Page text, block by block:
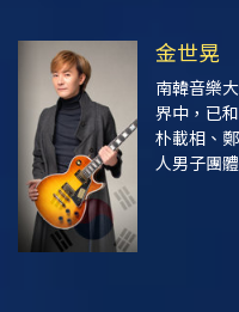
金世晃
南韓音樂
界中，已
朴載相、
人男子團